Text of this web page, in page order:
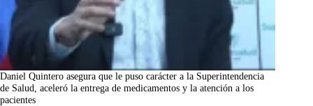
Daniel Quintero asegura que le puso carácter a la Superintendencia
de Salud, aceleró la entrega de medicamentos y la atención a los
pacientes